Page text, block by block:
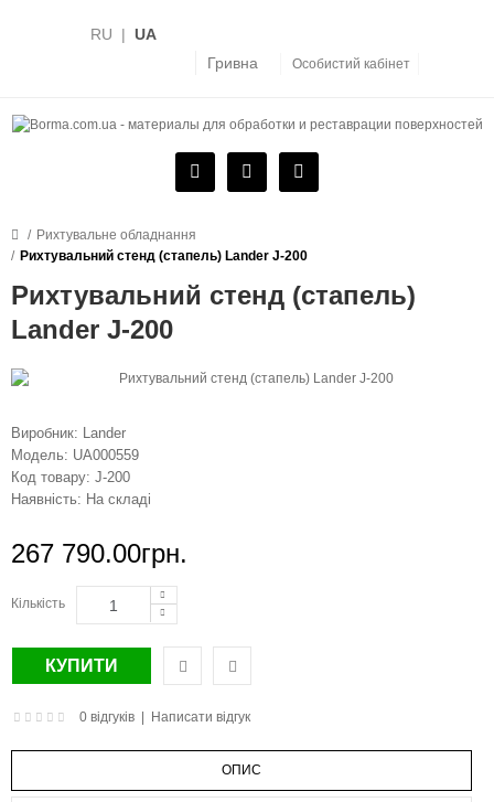
RU | UA
Гривна
Особистий кабінет
Рихтувальне обладнання
Рихтувальний стенд (стапель) Lander J-200
Рихтувальний стенд (стапель)
Lander J-200
Виробник: Lander
Модель: UA000559
Код товару: J-200
Наявність: На складі
267 790.00грн.
Кількість
0 відгуків Написати відгук
ОПИС